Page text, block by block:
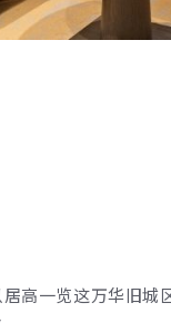
高一览这万华旧城